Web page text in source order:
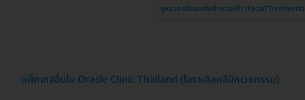
ดูหมวด ทรีตเมนต์หน้า นวดหน้า (Facial Treatment)
แพ็กเกจอื่นใน Oracle Clinic Thailand (โอราเคิลคลินิกเวชกรรม)